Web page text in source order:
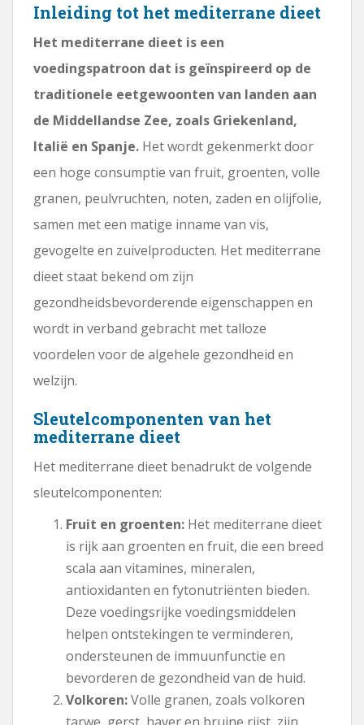
Inleiding tot het mediterrane dieet
Het mediterrane dieet is een
voedingspatroon dat is geïnspireerd op de
traditionele eetgewoonten van landen aan
de Middellandse Zee, zoals Griekenland,
Italië en Spanje. Het wordt gekenmerkt door
een hoge consumptie van fruit, groenten, volle
granen, peulvruchten, noten, zaden en olijfolie,
samen met een matige inname van vis,
gevogelte en zuivelproducten. Het mediterrane
dieet staat bekend om zijn
gezondheidsbevorderende eigenschappen en
wordt in verband gebracht met talloze
voordelen voor de algehele gezondheid en
welzijn.
Sleutelcomponenten van het
mediterrane dieet
Het mediterrane dieet benadrukt de volgende
sleutelcomponenten:
Fruit en groenten: Het mediterrane dieet
is rijk aan groenten en fruit, die een breed
scala aan vitamines, mineralen,
antioxidanten en fytonutriënten bieden.
Deze voedingsrijke voedingsmiddelen
helpen ontstekingen te verminderen,
ondersteunen de immuunfunctie en
bevorderen de gezondheid van de huid.
Volkoren:Volle granen, zoals volkoren
tarwe, gerst, haver en bruine rijst, zijn